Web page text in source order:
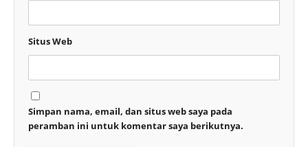
Situs Web
Simpan nama, email, dan situs web saya pada
peramban ini untuk komentar saya berikutnya.